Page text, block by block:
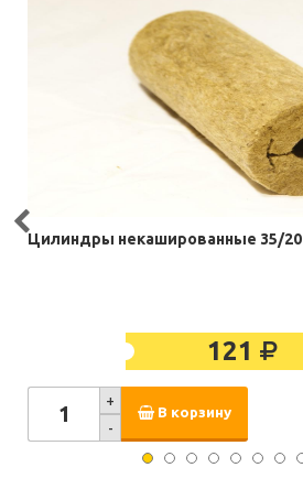
Цилиндры некашированные 35/20
121
+
-
В корзину